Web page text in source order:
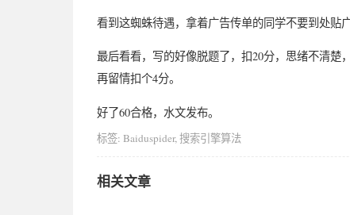
看到这蜘蛛待遇，拿着广告传单的同学不要到处贴广
最后看看，写的好像脱题了，扣20分，思绪不清楚
再留情扣个4分。
好了60合格，水文发布。
标签: Baiduspider,搜索引擎算法
相关文章